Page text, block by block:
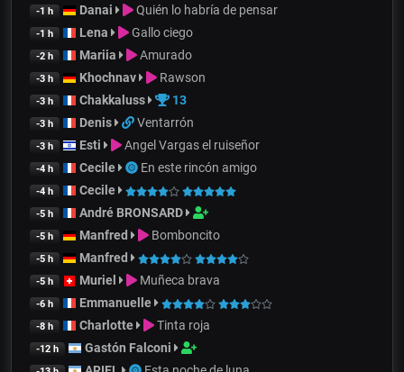
-1 h Danai Quién lo habría de pensar
-1 h Lena Gallo ciego
-2 h Mariia Amurado
-3 h Khochnav Rawson
-3 h Chakkaluss 13
-3 h Denis Ventarrón
-3 h Esti Angel Vargas el ruiseñor
-4 h Cecile En este rincón amigo
-4 h Cecile
-5 h André BRONSARD
-5 h Manfred Bomboncito
-5 h Manfred
-5 h Muriel Muñeca brava
-6 h Emmanuelle
-8 h Charlotte Tinta roja
-12 h Gastón Falconi